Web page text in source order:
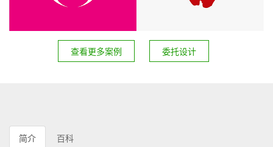
查看更多案例 委托设计
简介 百科